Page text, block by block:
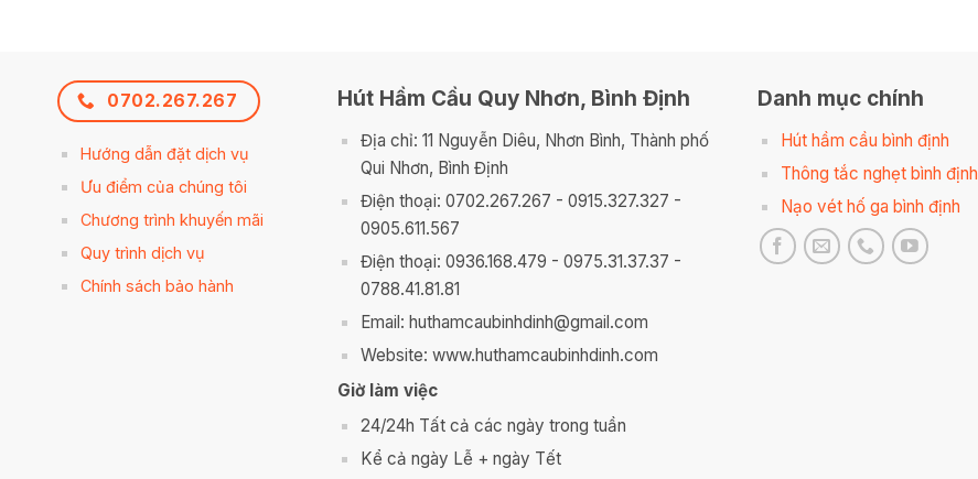
0702.267.267
Hướng dẫn đặt dịch vụ
Ưu điểm của chúng tôi
Chương trình khuyến mãi
Quy trình dịch vụ
Chính sách bảo hành
Hút Hầm Cầu Quy Nhơn, Bình Định
Địa chỉ: 11 Nguyễn Diêu, Nhơn Bình, Thành phố
Qui Nhơn, Bình Định
Điện thoại: 0702.267.267 - 0915.327.327 -
0905.611.567
Điện thoại: 0936.168.479 - 0975.31.37.37 -
0788.41.81.81
Email: huthamcaubinhdinh@gmail.com
Website: www.huthamcaubinhdinh.com
Giờ làm việc
24/24h Tất cả các ngày trong tuần
Kể cả ngày Lễ + ngày Tết
Danh mục chính
Hút hầm cầu bình định
Thông tắc nghẹt bình định
Nạo vét hố ga bình định